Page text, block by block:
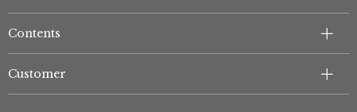
Contents
Customer